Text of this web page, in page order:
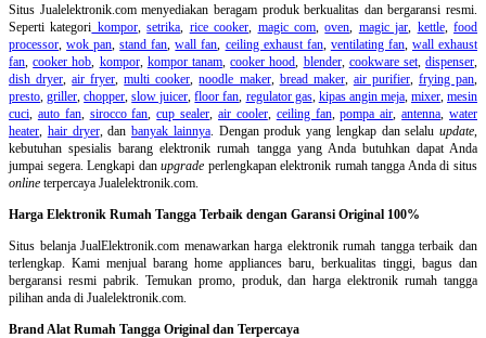
Situs Jualelektronik.com menyediakan beragam produk berkualitas dan bergaransi resmi.
Seperti kategori kompor,setrika, rice cooker, magic com,oven, magic jar, kettle,food
processor,wok pan,stand fan,wall fan, ceiling exhaust fan, ventilating fan, wall exhaust
fan,cooker hob, kompor, kompor tanam,cooker hood, blender, cookware set,dispenser,
dish dryer,air fryer,multi cooker,noodle maker, bread maker, air purifier, frying pan,
presto,griller,chopper,slow juicer,floor fan, regulator gas, kipas angin meja, mixer,mesin
cuci, auto fan, sirocco fan,cup sealer,air cooler, ceiling fan,pompa air,antenna,water
heater, hair dryer, dan banyak lainnya. Dengan produk yang lengkap dan selalu update,
kebutuhan spesialis barang elektronik rumah tangga yang Anda butuhkan dapat Anda
jumpai segera. Lengkapi danupgrade perlengkapan elektronik rumah tangga Anda di situs
online terpercaya Jualelektronik.com.
Harga Elektronik Rumah Tangga Terbaik dengan Garansi Original 100%
Situs belanjaJualElektronik.com menawarkan harga elektronik rumah tangga terbaik dan
terlengkap. Kami menjual barang home appliances baru, berkualitas tinggi, bagus dan
bergaransi resmi pabrik. Temukan promo, produk, dan harga elektronik rumah tangga
pilihan anda di Jualelektronik.com.
Brand Alat Rumah Tangga Original dan Terpercaya